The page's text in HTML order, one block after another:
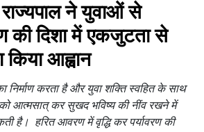
ने युवाओं से
की दिशा में एकजुटता से
किया आह्वान
निर्माण करता है और युवा शक्ति स्वहित के साथ
आत्मसात् कर सुखद भविष्य की नींव रखने में
है। हरित आवरण में वृद्धि कर पर्यावरण की